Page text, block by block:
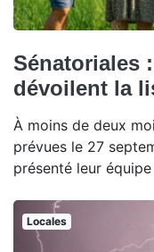
Sénatoriales
dévoilent la
À moins de deux
prévues le 27
présenté leur
Locales